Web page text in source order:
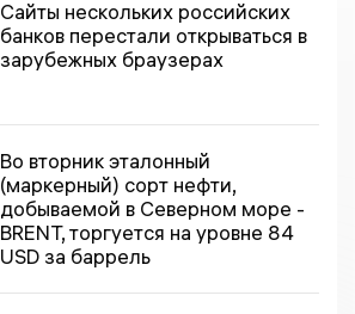
Сайты нескольких российских
банков перестали открываться в
зарубежных браузерах
Во вторник эталонный
(маркерный) сорт нефти,
добываемой в Северном море -
BRENT, торгуется на уровне 84
USD за баррель